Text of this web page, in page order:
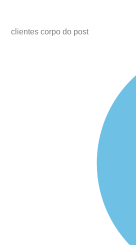
clientes corpo do post